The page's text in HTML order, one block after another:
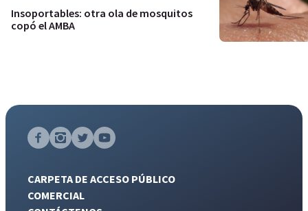
Insoportables: otra ola de mosquitos
copó el AMBA
CARPETA DE ACCESO PÚBLICO
COMERCIAL